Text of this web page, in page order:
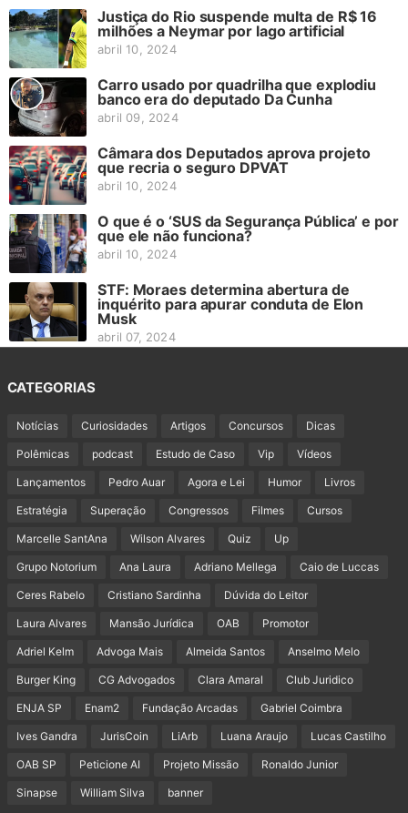
Justiça do Rio suspende multa de R$ 16
milhões a Neymar por lago artificial
abril 10, 2024
Carro usado por quadrilha que explodiu
banco era do deputado Da Cunha
abril 09, 2024
Câmara dos Deputados aprova projeto
que recria o seguro DPVAT
abril 10, 2024
O que é o ‘SUS da Segurança Pública’ e por
que ele não funciona?
abril 10, 2024
STF: Moraes determina abertura de
inquérito para apurar conduta de Elon
Musk
abril 07, 2024
CATEGORIAS
Notícias Curiosidades Artigos Concursos Dicas
Polêmicas podcast Estudo de Caso Vip Vídeos
Lançamentos Pedro Auar Agora e Lei Humor Livros
Estratégia Superação Congressos Filmes Cursos
Marcelle SantAna Wilson Alvares Quiz Up
Grupo Notorium Ana Laura Adriano Mellega Caio de Luccas
Ceres Rabelo Cristiano Sardinha Dúvida do Leitor
Laura Alvares Mansão Jurídica OAB Promotor
Adriel Kelm Advoga Mais Almeida Santos Anselmo Melo
Burger King CG Advogados Clara Amaral Club Juridico
ENJA SP Enam2 Fundação Arcadas Gabriel Coimbra
Ives Gandra JurisCoin LiArb Luana Araujo Lucas Castilho
OAB SP Peticione AI Projeto Missão Ronaldo Junior
Sinapse William Silva banner